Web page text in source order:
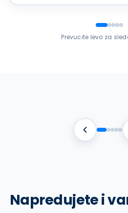
Prevucite levo za
Napredujete i